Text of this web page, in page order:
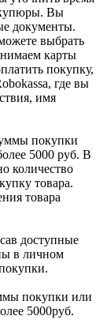
купюры. Вы
документы.
выбрать
карты
покупку,
где вы
имя
покупки
5000 руб. В
количество
товара.
товара
доступные
в личном
покупки или
5000руб.